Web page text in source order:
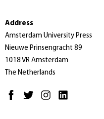
Address
Amsterdam University Press
Nieuwe Prinsengracht 89
1018 VR Amsterdam
The Netherlands